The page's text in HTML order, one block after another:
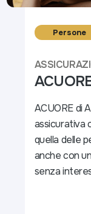
Persone
ACUORE di
assicurativa
quella delle
anche con
senza